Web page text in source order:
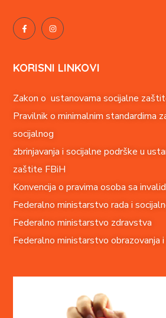
KORISNI LINKOVI
Zakon o ustanovama socijalne
Pravilnik o minimalnim standardima
socijalnog
zbrinjavanja i socijalne podrške u
zaštite FBiH
Konvencija o pravima osoba sa
Federalno ministarstvo rada i
Federalno ministarstvo zdravstva
Federalno ministarstvo obrazovanja i